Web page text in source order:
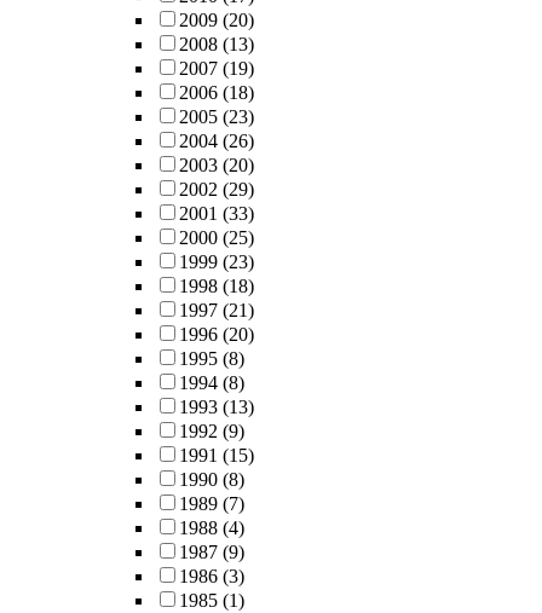
2009 (20)
2008 (13)
2007 (19)
2006 (18)
2005 (23)
2004 (26)
2003 (20)
2002 (29)
2001 (33)
2000 (25)
1999 (23)
1998 (18)
1997 (21)
1996 (20)
1995 (8)
1994 (8)
1993 (13)
1992 (9)
1991 (15)
1990 (8)
1989 (7)
1988 (4)
1987 (9)
1986 (3)
1985 (1)